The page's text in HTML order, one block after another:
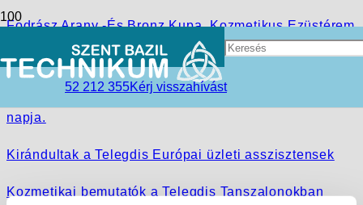
52 212 355Kérj visszahívást
Fodrász Arany -És Bronz Kupa, Kozmetikus Ezüstérem
OKJ-s Bizonyítvány "márciusban" a Telegdiben!
napja.
Kirándultak a Telegdis Európai üzleti asszisztensek
Kozmetikai bemutatók a Telegdis Tanszalonokban